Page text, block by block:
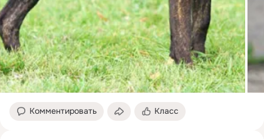
Комментировать Класс